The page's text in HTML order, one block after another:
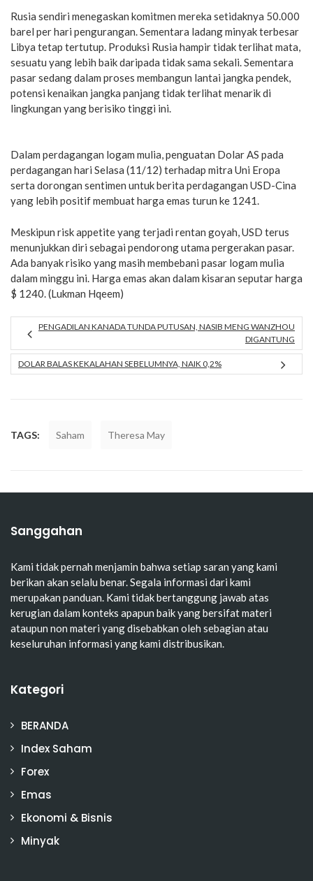
Rusia sendiri menegaskan komitmen mereka setidaknya 50.000
barel per hari pengurangan. Sementara ladang minyak terbesar
Libya tetap tertutup. Produksi Rusia hampir tidak terlihat mata,
sesuatu yang lebih baik daripada tidak sama sekali. Sementara
pasar sedang dalam proses membangun lantai jangka pendek,
potensi kenaikan jangka panjang tidak terlihat menarik di
lingkungan yang berisiko tinggi ini.
Dalam perdagangan logam mulia, penguatan Dolar AS pada
perdagangan hari Selasa (11/12) terhadap mitra Uni Eropa
serta dorongan sentimen untuk berita perdagangan USD-Cina
yang lebih positif membuat harga emas turun ke 1241.
Meskipun risk appetite yang terjadi rentan goyah, USD terus
menunjukkan diri sebagai pendorong utama pergerakan pasar.
Ada banyak risiko yang masih membebani pasar logam mulia
dalam minggu ini. Harga emas akan dalam kisaran seputar harga
$ 1240. (Lukman Hqeem)
PENGADILAN KANADA TUNDA PUTUSAN, NASIB MENG WANZHOU
DIGANTUNG
DOLAR BALAS KEKALAHAN SEBELUMNYA, NAIK 0,2%
TAGS: Saham Theresa May
Sanggahan
Kami tidak pernah menjamin bahwa setiap saran yang kami
berikan akan selalu benar. Segala informasi dari kami
merupakan panduan. Kami tidak bertanggung jawab atas
kerugian dalam konteks apapun baik yang bersifat materi
ataupun non materi yang disebabkan oleh sebagian atau
keseluruhan informasi yang kami distribusikan.
Kategori
BERANDA
Index Saham
Forex
Emas
Ekonomi & Bisnis
Minyak